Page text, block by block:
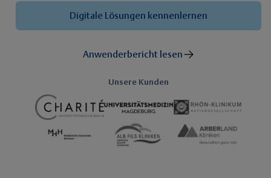
Digitale Lösungen kennenlernen
Anwenderbericht lesen
Unsere Kunden